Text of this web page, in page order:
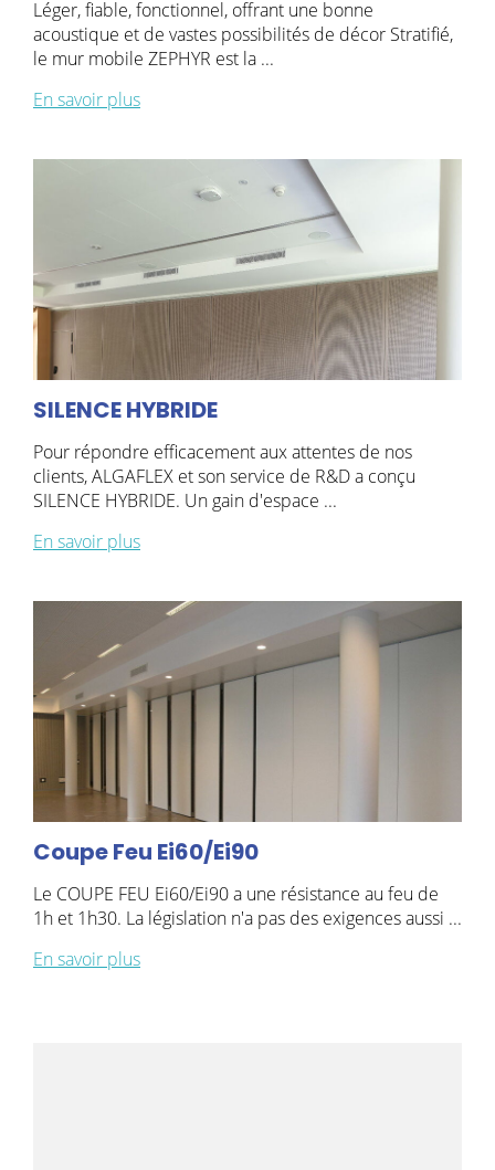
Léger, fiable, fonctionnel, offrant une bonne
acoustique et de vastes possibilités de décor Stratifié,
le mur mobile ZEPHYR est la ...
En savoir plus
SILENCE HYBRIDE
Pour répondre efficacement aux attentes de nos
clients, ALGAFLEX et son service de R&D a conçu
SILENCE HYBRIDE. Un gain d'espace ...
En savoir plus
Coupe Feu Ei60/Ei90
Le COUPE FEU Ei60/Ei90 a une résistance au feu de
1h et 1h30. La législation n'a pas des exigences aussi ...
En savoir plus